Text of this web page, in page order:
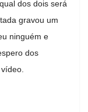
dos dois será
gravou um
ninguém e
dos